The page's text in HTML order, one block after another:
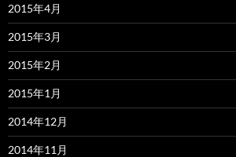
2015年4月
2015年3月
2015年2月
2015年1月
2014年12月
2014年11月